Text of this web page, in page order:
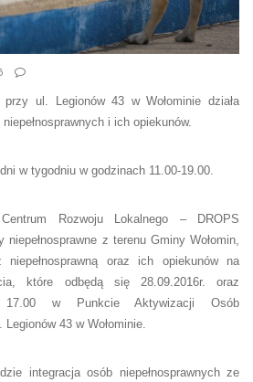
ul. Legionów 43 w Wołominie działa
i ich opiekunów.
w tygodniu w godzinach 11.00-19.00.
Rozwoju Lokalnego – DROPS
z terenu Gminy Wołomin,
oraz ich opiekunów na
które odbędą się 28.09.2016r. oraz
w Punkcie Aktywizacji Osób
Legionów 43 w Wołominie.
integracja osób niepełnosprawnych ze